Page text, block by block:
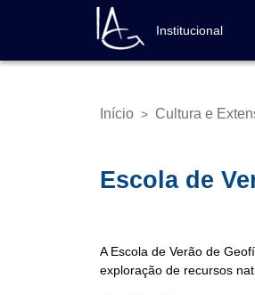
conteúdo
Navegação
principal
Institucional
Trilha
Início > Cultura e
Escola de
A Escola de Verão de
exploração de recursos